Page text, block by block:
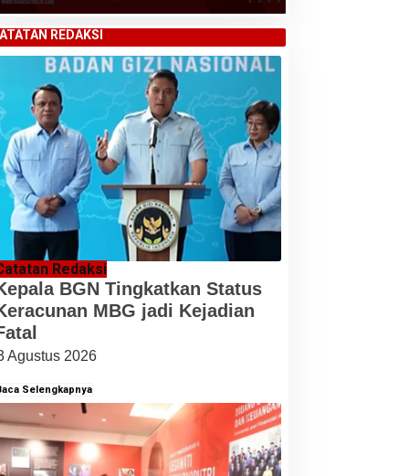
REDAKSI
Redaksi
BGN Tingkatkan Status
MBG jadi Kejadian
Agustus 2026
Selengkapnya